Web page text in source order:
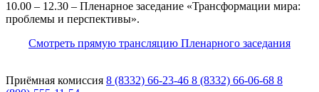
10.00 – 12.30 – Пленарное заседание «Трансформации мира:
проблемы и перспективы».
Смотреть прямую трансляцию Пленарного заседания
Приёмная комиссия 8 (8332) 66-23-46 8 (8332) 66-06-68 8